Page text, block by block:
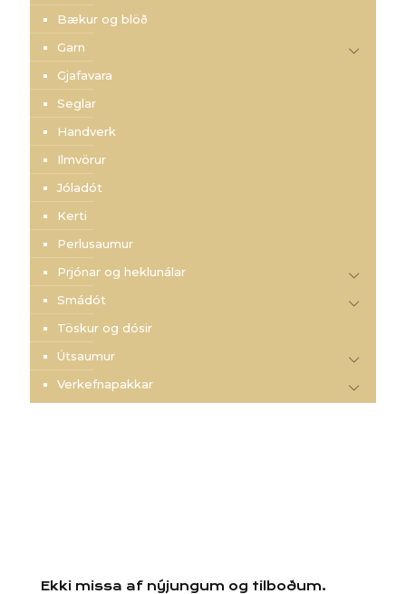
Bækur og blöð
Garn
Gjafavara
Seglar
Handverk
Ilmvörur
Jóladót
Kerti
Perlusaumur
Prjónar og heklunálar
Smádót
Töskur og dósir
Útsaumur
Verkefnapakkar
Ekki missa af nýjungum og tilboðum.